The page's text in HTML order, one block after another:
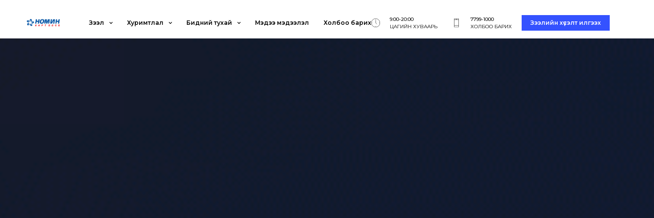
Зээл Хуримтлал Бидний тухай Мэдээ мэдээлэл Холбоо барих
9:00-20:00
ЦАГИЙН ХУВААРЬ
7799-1000
ХОЛБОО БАРИХ
Зээлийн хүсэлт илгээх